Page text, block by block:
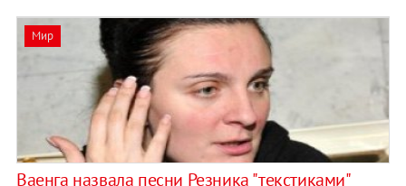
Мир
Ваенга назвала песни Резника "текстиками"